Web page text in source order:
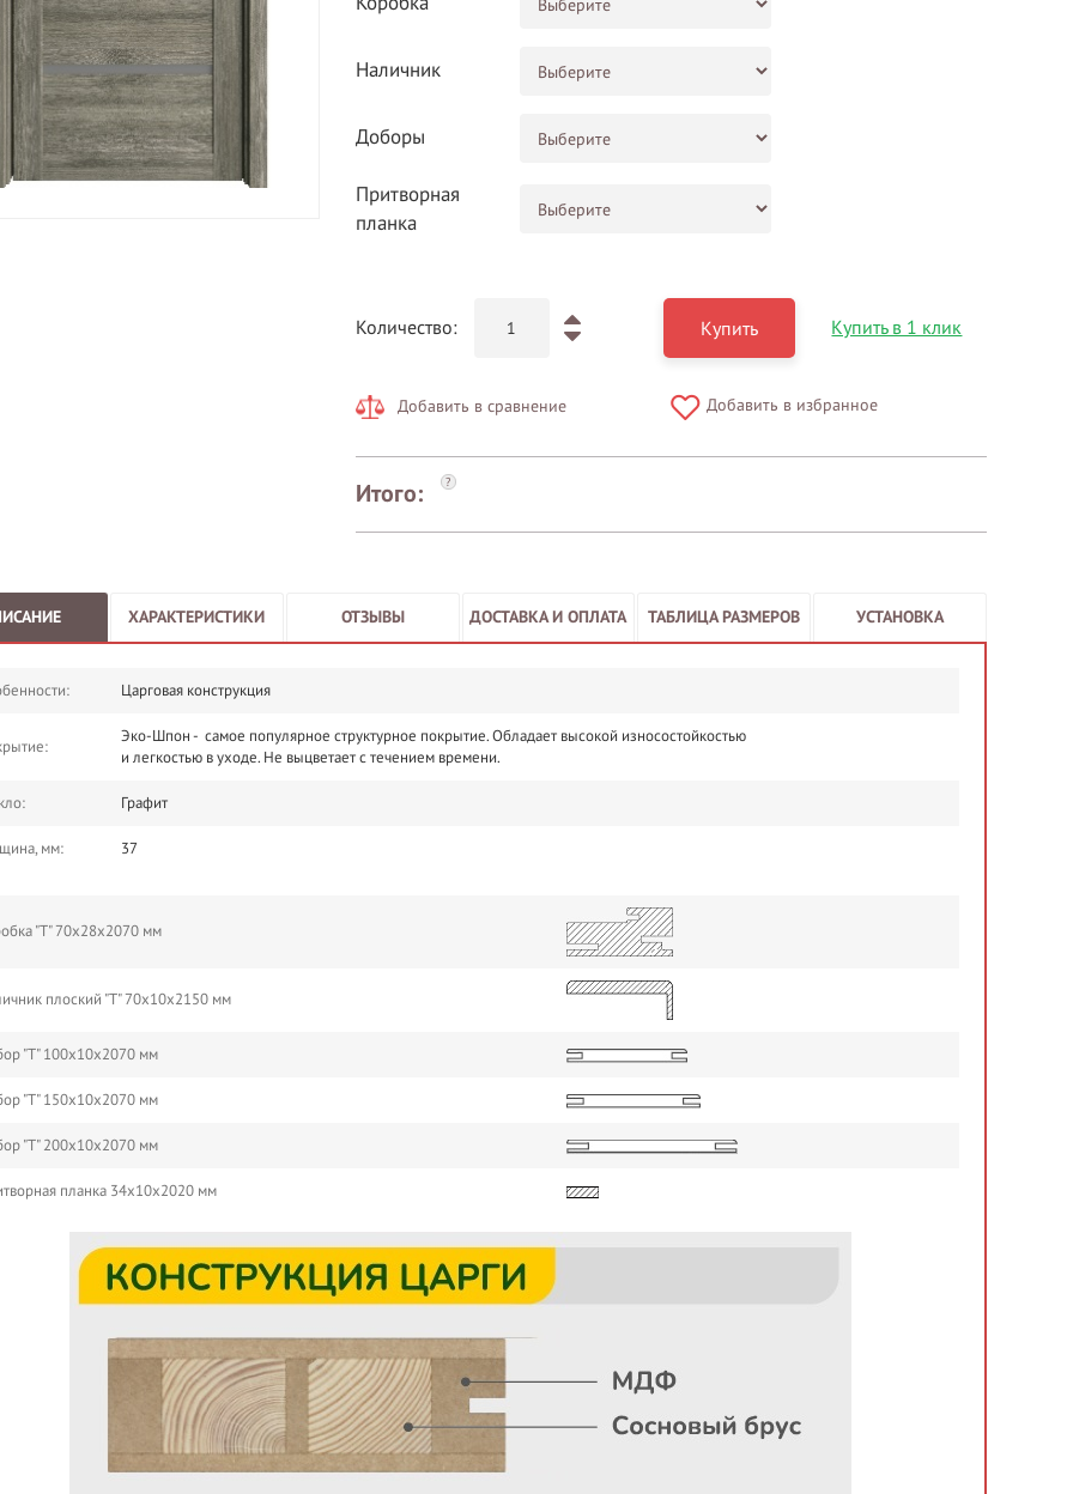
Наличник
Доборы
Притворная
планка
Количество: Купить Купить в 1 клик
Добавить в сравнение Добавить в избранное
Итого: ?
ХАРАКТЕРИСТИКИ ОТЗЫВЫ ДОСТАВКА И ОПЛАТА ТАБЛИЦА РАЗМЕРОВ УСТАНОВКА
Царговая конструкция
Эко-Шпон - самое популярное структурное покрытие. Обладает высокой износостойкостью
и легкостью в уходе. Не выцветает с течением времени.
Графит
мм: 37
"Т" 70х28х2070 мм
плоский "Т" 70х10х2150 мм
"Т" 100х10х2070 мм
"Т" 150х10х2070 мм
"Т" 200х10х2070 мм
планка 34х10х2020 мм